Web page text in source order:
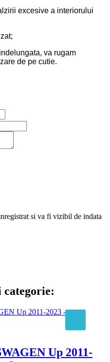
excesive a interiorului
va rugam
de pe cutie.
si va fi vizibil de indata
categorie:
Up 2011-